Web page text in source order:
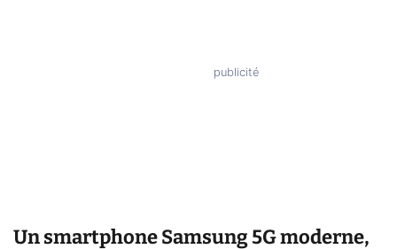
Un smartphone Samsung 5G moderne,